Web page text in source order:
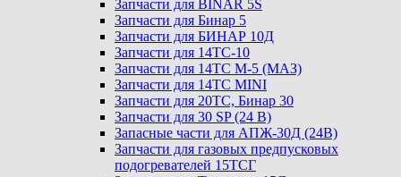
Запчасти для BINAR 5S
Запчасти для Бинар 5
Запчасти для БИНАР 10Д
Запчасти для 14ТС-10
Запчасти для 14ТС М-5 (МАЗ)
Запчасти для 14ТС MINI
Запчасти для 20ТС, Бинар 30
Запчасти для 30 SP (24 В)
Запасные части для АПЖ-30Д (24В)
Запчасти для газовых предпусковых
подогревателей 15ТСГ